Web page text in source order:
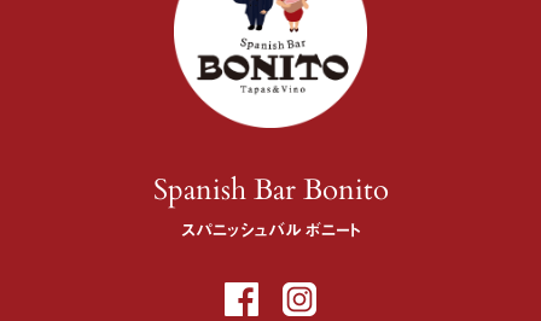
Spanish Bar Bonito
スパニッシュバル ボニート